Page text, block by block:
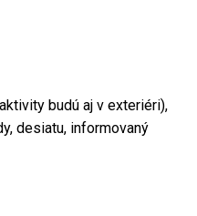
budú aj v exteriéri),
desiatu, informovaný